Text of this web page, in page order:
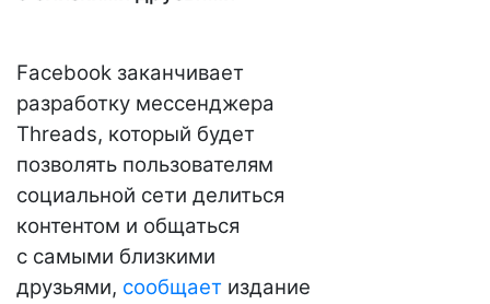
Facebook заканчивает
разработку мессенджера
Threads, который будет
позволять пользователям
социальной сети делиться
контентом и общаться
с самыми близкими
друзьями, сообщает издание